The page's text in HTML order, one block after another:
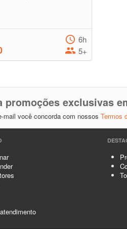
6h
5+
promoções exclusivas
mail você concorda com nossos Termos